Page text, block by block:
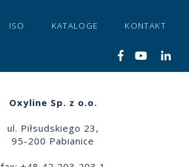
ISO KATALOGE KONTAKT
Oxyline Sp. z o.o.
ul. Piłsudskiego 23,
95-200 Pabianice